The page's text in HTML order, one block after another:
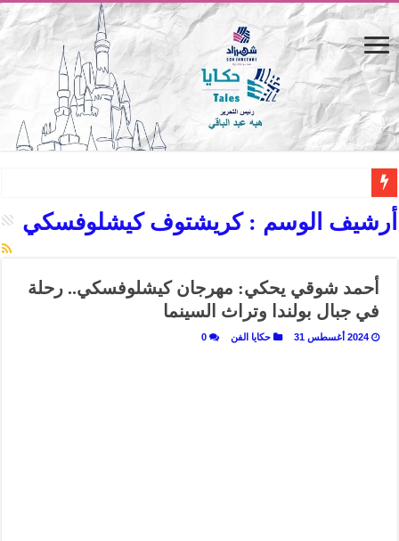
المصيف.. من كرسي على الشاطئ لتجربة حياة متكاملة
القاهرة «ألف ليلة وليلة».. كيف يتحول المكان إلى بطل في روايات مريم عبد العزيز؟
حين يتنفس الحجر.. المكان كبطل في أدب مريم عبد العزيز
كيوبيد.. حارس الحب الضائع في بيت الكريتلية
أرشيف الوسم :كريشتوف كيشلوفسكي
أحمد شوقي يحكي: مهرجان كيشلوفسكي.. رحلة
في جبال بولندا وتراث السينما
2024 أغسطس 31 حكايا الفن 0